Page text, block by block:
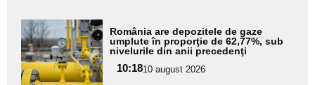
Adaugă
aici textul
pentru
subtitlu
România are depozitele de gaze
umplute în proporţie de 62,77%, sub
nivelurile din anii precedenţi
10:1810 august 2026